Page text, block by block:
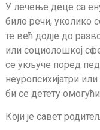
У лечење деце са
било речи, уколико
те већ додје до
или социолошкој
се укључе поред
неуропсихијатри
би се детету
Који је савет